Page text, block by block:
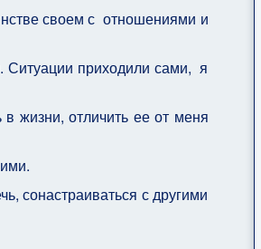
своем с отношениями и
Ситуации приходили сами, я
жизни, отличить ее от меня
сонастраиваться с другими